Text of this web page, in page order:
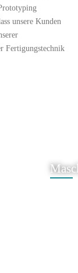
unsere Kunden
Fertigungstechnik